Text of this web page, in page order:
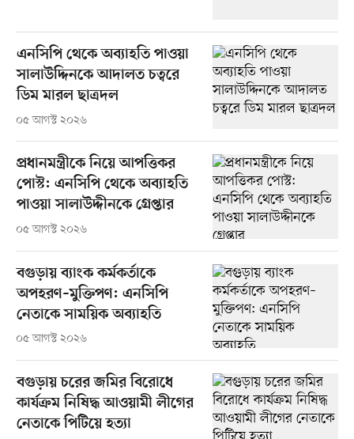
এনসিপি থেকে অব্যাহতি পাওয়া
সালাউদ্দিনকে আদালত চত্বরে
ডিম মারল ছাত্রদল
০৫ আগস্ট ২০২৬
প্রধানমন্ত্রীকে নিয়ে আপত্তিকর
পোস্ট: এনসিপি থেকে অব্যাহতি
পাওয়া সালাউদ্দীনকে গ্রেপ্তার
০৫ আগস্ট ২০২৬
বগুড়ায় ব্যাংক কর্মকর্তাকে
অপহরণ–মুক্তিপণ: এনসিপি
নেতাকে সাময়িক অব্যাহতি
০৫ আগস্ট ২০২৬
বগুড়ায় চরের জমির বিরোধে
কার্যক্রম নিষিদ্ধ আওয়ামী লীগের
নেতাকে পিটিয়ে হত্যা